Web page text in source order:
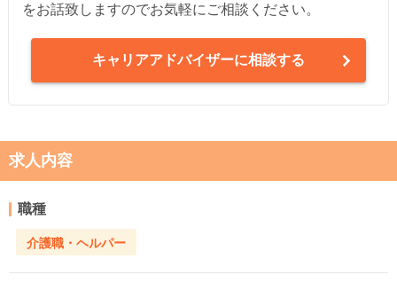
をお話致しますのでお気軽にご相談ください。
キャリアアドバイザーに相談する
求人内容
職種
介護職・ヘルパー